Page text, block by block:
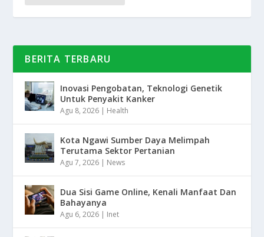
BERITA TERBARU
Inovasi Pengobatan, Teknologi Genetik
Untuk Penyakit Kanker
Agu 8, 2026 | Health
Kota Ngawi Sumber Daya Melimpah
Terutama Sektor Pertanian
Agu 7, 2026 | News
Dua Sisi Game Online, Kenali Manfaat Dan
Bahayanya
Agu 6, 2026 | Inet